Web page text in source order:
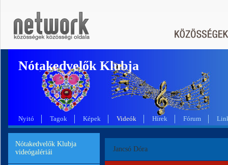
Nótakedvelők Klubja
Nyitó Tagok Képek Videók Hírek Fórum
Nótakedvelők Klubja
videógalériái
Jancsó Dóra